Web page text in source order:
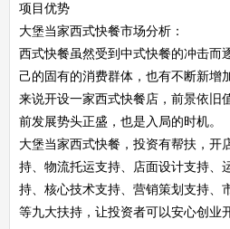
项目优势
大堡当家西式快餐市场分析：
西式快餐虽然受到中式快餐的冲击而
己的固有的消费群体，也有不断新增
来说开设一家西式快餐店，前景依旧
前发展势头正盛，也是入局的时机。
大堡当家西式快餐，投资有帮扶，开
持、物流托运支持、店面设计支持、
持、核心技术支持、营销策划支持、
等九大扶持，让投资者可以安心创业